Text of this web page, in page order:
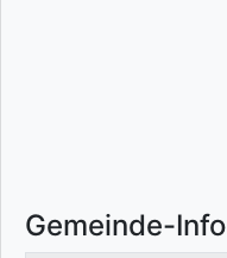
Gemeinde-Info